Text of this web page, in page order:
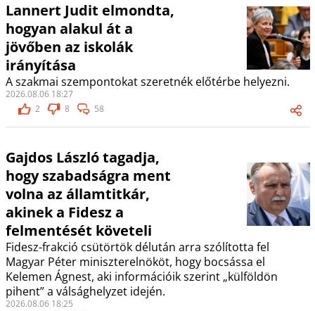
Lannert Judit elmondta,
hogyan alakul át a
jövőben az iskolák
irányítása
A szakmai szempontokat szeretnék előtérbe helyezni.
2026.08.06 18:27
2
8 58
Gajdos László tagadja,
hogy szabadságra ment
volna az államtitkár,
akinek a Fidesz a
felmentését követeli
Fidesz-frakció csütörtök délután arra szólította fel
Magyar Péter miniszterelnököt, hogy bocsássa el
Kelemen Ágnest, aki információik szerint „külföldön
pihent” a válsághelyzet idején.
2026.08.06 18:25